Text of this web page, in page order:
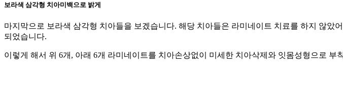
보라색 삼각형 치아미백으로 밝게
마지막으로 보라색 삼각형 치아들을 보겠습니다. 해당 치아들은 라미네이트 치료를 하지 않
되었습니다.
이렇게 해서 위 6개, 아래 6개 라미네이트를 치아손상없이 미세한 치아삭제와 잇몸성형으로